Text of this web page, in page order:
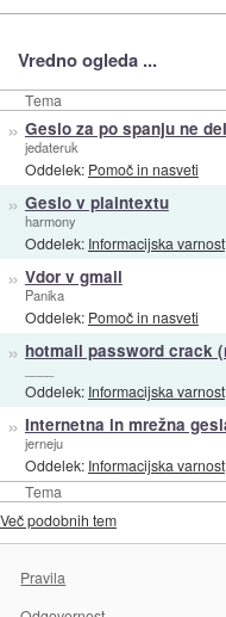
Vredno ogleda ...
Tema
Tema
» Geslo za po spanju ne
jedateruk
Oddelek: Pomoč in nasveti
» Geslo v plaintextu
harmony
Oddelek: Informacijska varnost
» Vdor v gmail
Panika
Oddelek: Pomoč in nasveti
» hotmail password crack
Oddelek: Informacijska varnost
» Internetna in mrežna
jerneju
Oddelek: Informacijska varnost
Več podobnih tem
Pravila